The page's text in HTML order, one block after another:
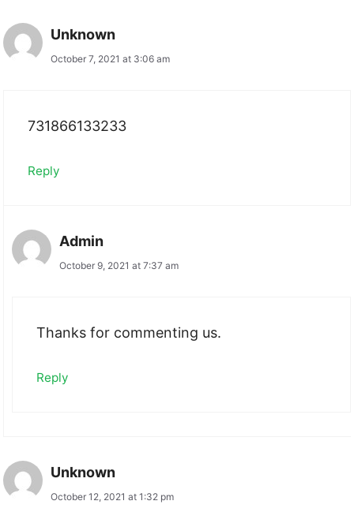
Unknown
October 7, 2021 at 3:06 am
731866133233
Reply
Admin
October 9, 2021 at 7:37 am
Thanks for commenting us.
Reply
Unknown
October 12, 2021 at 1:32 pm